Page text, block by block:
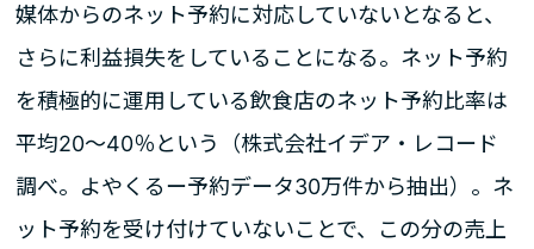
媒体からのネット予約に対応していないとなると、
さらに利益損失をしていることになる。ネット予約
を積極的に運用している飲食店のネット予約比率は
平均20～40％という（株式会社イデア・レコード
調べ。よやくるー予約データ30万件から抽出）。ネ
ット予約を受け付けていないことで、この分の売上